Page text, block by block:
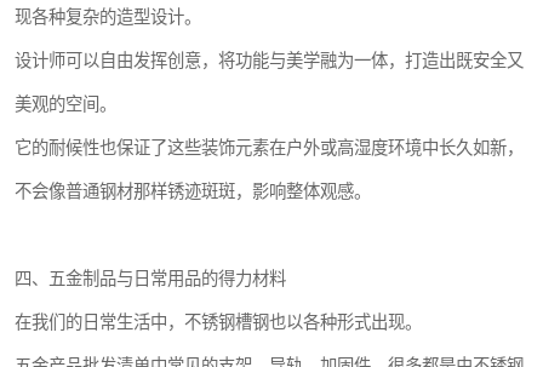
现各种复杂的造型设计。
设计师可以自由发挥创意，将功能与美学融为一体，打造出既安全又
美观的空间。
它的耐候性也保证了这些装饰元素在户外或高湿度环境中长久如新，
不会像普通钢材那样锈迹斑斑，影响整体观感。
四、五金制品与日常用品的得力材料
在我们的日常生活中，不锈钢槽钢也以各种形式出现。